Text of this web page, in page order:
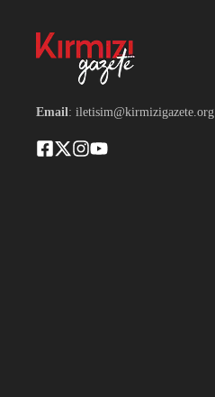
Email: iletisim@kirmizigazete.org